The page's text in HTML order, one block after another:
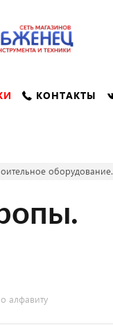
КОНТАКТЫ
оборудование.
алфавиту